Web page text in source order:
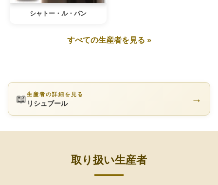
シャトー・ル・パン
すべての生産者を見る »
📖生産者の詳細を見る
リシュブール →
取り扱い生産者